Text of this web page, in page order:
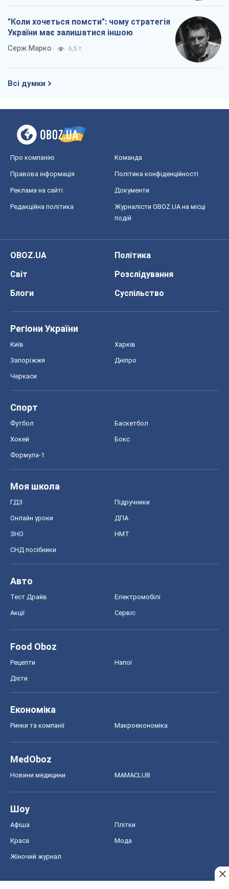
"Коли хочеться помсти": чому стратегія
України має залишатися іншою
Серж Марко 6,5 т.
Всі думки
Про компанію Команда
Правова інформація Політика конфіденційності
Реклама на сайті Документи
Редакційна політика
Журналісти OBOZ.UA на місці
подій
OBOZ.UA
Політика
Світ
Розслідування
Блоги
Суспільство
Регіони України
Київ Харків
Запоріжжя Дніпро
Черкаси
Спорт
Футбол Баскетбол
Хокей Бокс
Формула-1
Моя школа
ГДЗ Підручники
Онлайн уроки ДПА
ЗНО НМТ
СНД посібники
Авто
Тест Драйв Електромобілі
Акції Сервіс
Food Oboz
Рецепти Напої
Дієти
Економіка
Ринки та компанії Макроекономіка
MedOboz
Новини медицини MAMACLUB
Шоу
Афіша Плітки
Краса Мода
Жіночий журнал